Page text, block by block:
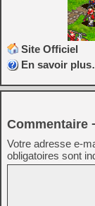
Site Officiel
En savoir
Commentaire
Votre adresse e-
obligatoires sont